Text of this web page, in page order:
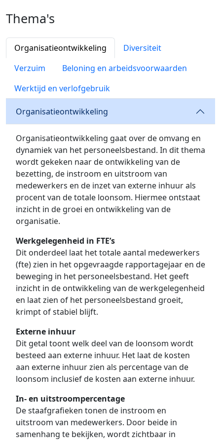
Thema's
Organisatieontwikkeling
Diversiteit
Verzuim
Beloning en arbeidsvoorwaarden
Werktijd en verlofgebruik
Organisatieontwikkeling
Organisatieontwikkeling gaat over de omvang en
dynamiek van het personeelsbestand. In dit thema
wordt gekeken naar de ontwikkeling van de
bezetting, de instroom en uitstroom van
medewerkers en de inzet van externe inhuur als
procent van de totale loonsom. Hiermee ontstaat
inzicht in de groei en ontwikkeling van de
organisatie.
Werkgelegenheid in FTE’s
Dit onderdeel laat het totale aantal medewerkers
(fte) zien in het opgevraagde rapportagejaar en de
beweging in het personeelsbestand. Het geeft
inzicht in de ontwikkeling van de werkgelegenheid
en laat zien of het personeelsbestand groeit,
krimpt of stabiel blijft.
Externe inhuur
Dit getal toont welk deel van de loonsom wordt
besteed aan externe inhuur. Het laat de kosten
aan externe inhuur zien als percentage van de
loonsom inclusief de kosten aan externe inhuur.
In- en uitstroompercentage
De staafgrafieken tonen de instroom en
uitstroom van medewerkers. Door beide in
samenhang te bekijken, wordt zichtbaar in